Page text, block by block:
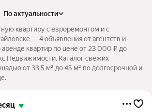
по актуальности
квартиру с евроремонтом и с
— 4 объявления от агентств и
аренде квартир по цене от 23 000 ₽ до
Недвижимости. Каталог свежих
от 33,5 м² до 45 м² по долгосрочной и